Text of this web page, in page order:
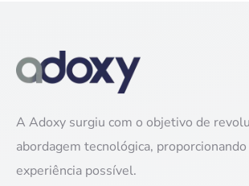
A Adoxy surgiu com o objetivo de
abordagem tecnológica,
experiência possível.